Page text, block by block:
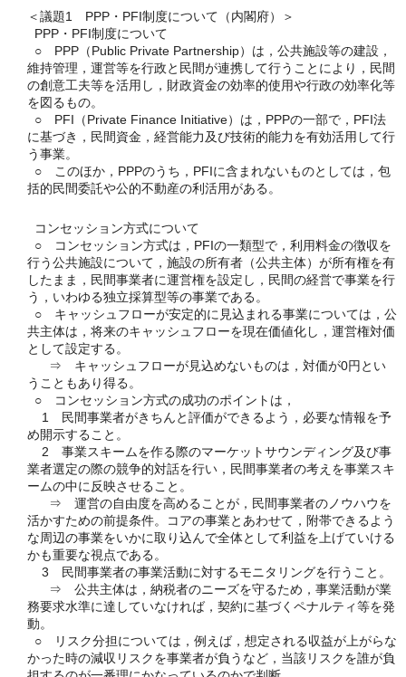
＜議題1 PPP・PFI制度について（内閣府）＞
PPP・PFI制度について
○ PPP（Public Private Partnership）は，公共施設等の建設，
維持管理，運営等を行政と民間が連携して行うことにより，民間
の創意工夫等を活用し，財政資金の効率的使用や行政の効率化等
を図るもの。
○ PFI（Private Finance Initiative）は，PPPの一部で，PFI法
に基づき，民間資金，経営能力及び技術的能力を有効活用して行
う事業。
○ このほか，PPPのうち，PFIに含まれないものとしては，包
括的民間委託や公的不動産の利活用がある。
コンセッション方式について
○ コンセッション方式は，PFIの一類型で，利用料金の徴収を
行う公共施設について，施設の所有者（公共主体）が所有権を有
したまま，民間事業者に運営権を設定し，民間の経営で事業を行
う，いわゆる独立採算型等の事業である。
○ キャッシュフローが安定的に見込まれる事業については，公
共主体は，将来のキャッシュフローを現在価値化し，運営権対価
として設定する。
⇒ キャッシュフローが見込めないものは，対価が0円とい
うこともあり得る。
○ コンセッション方式の成功のポイントは，
1 民間事業者がきちんと評価ができるよう，必要な情報を予
め開示すること。
2 事業スキームを作る際のマーケットサウンディング及び事
業者選定の際の競争的対話を行い，民間事業者の考えを事業スキ
ームの中に反映させること。
⇒ 運営の自由度を高めることが，民間事業者のノウハウを
活かすための前提条件。コアの事業とあわせて，附帯できるよう
な周辺の事業をいかに取り込んで全体として利益を上げていける
かも重要な視点である。
3 民間事業者の事業活動に対するモニタリングを行うこと。
⇒ 公共主体は，納税者のニーズを守るため，事業活動が業
務要求水準に達していなければ，契約に基づくペナルティ等を発
動。
○ リスク分担については，例えば，想定される収益が上がらな
かった時の減収リスクを事業者が負うなど，当該リスクを誰が負